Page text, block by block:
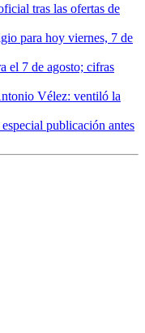
tras las ofertas de
para hoy viernes, 7 de
el 7 de agosto; cifras
Vélez: ventiló la
publicación antes